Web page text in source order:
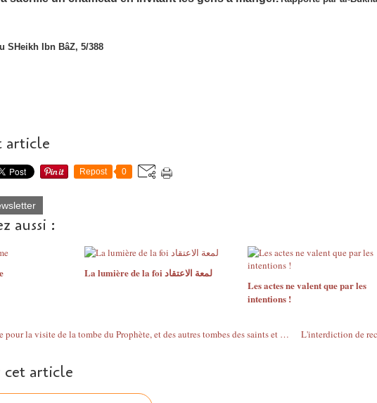
SHeikh Ibn BâZ, 5/388
article
Repost 0
aussi :
La lumière de la foi لمعة الاعتقاد
Les actes ne valent que par les
intentions !
Au sujet du voyage pour la visite de la tombe du Prophète, et des autres tombes des saints et des pieux ?
cet article